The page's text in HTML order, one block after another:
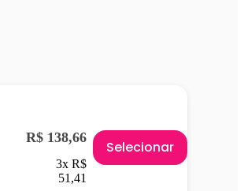
R$ 138,66
3x R$
51,41
Selecionar